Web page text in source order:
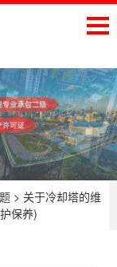
> 关于冷却塔的维
保养)